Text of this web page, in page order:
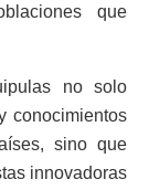
que
no solo
conocimientos
sino que
innovadoras